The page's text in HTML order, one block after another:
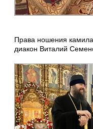
Права ношения
диакон Виталий